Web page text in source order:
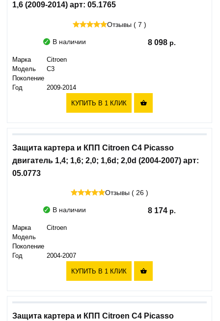
1,6 (2009-2014) арт: 05.1765
Отзывы ( 7 )
В наличии 8 098
Марка
Citroen
Модель
C3
Поколение
Год
2009-2014
КУПИТЬ В 1 КЛИК 
Защита картера и КПП Citroen C4 Picasso
двигатель 1,4; 1,6; 2,0; 1,6d; 2,0d (2004-2007) арт:
05.0773
Отзывы ( 26 )
В наличии 8 174
Марка
Citroen
Модель
Поколение
Год
2004-2007
КУПИТЬ В 1 КЛИК 
Защита картера и КПП Citroen C4 Picasso